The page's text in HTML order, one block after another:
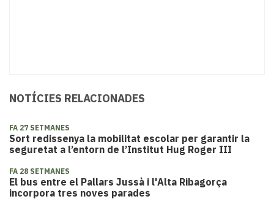
NOTÍCIES RELACIONADES
FA 27 SETMANES
​Sort redissenya la mobilitat escolar per garantir la
seguretat a l’entorn de l’Institut Hug Roger III
FA 28 SETMANES
El bus entre el Pallars Jussà i l'Alta Ribagorça
incorpora tres noves parades